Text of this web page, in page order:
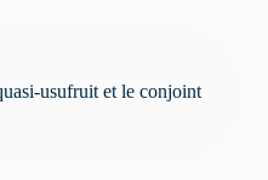
usufruit et le conjoint